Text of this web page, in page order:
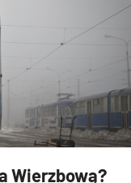
Wierzbową?